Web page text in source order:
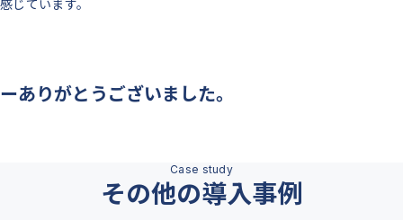
ーありがとうございました。
その他の導入事例